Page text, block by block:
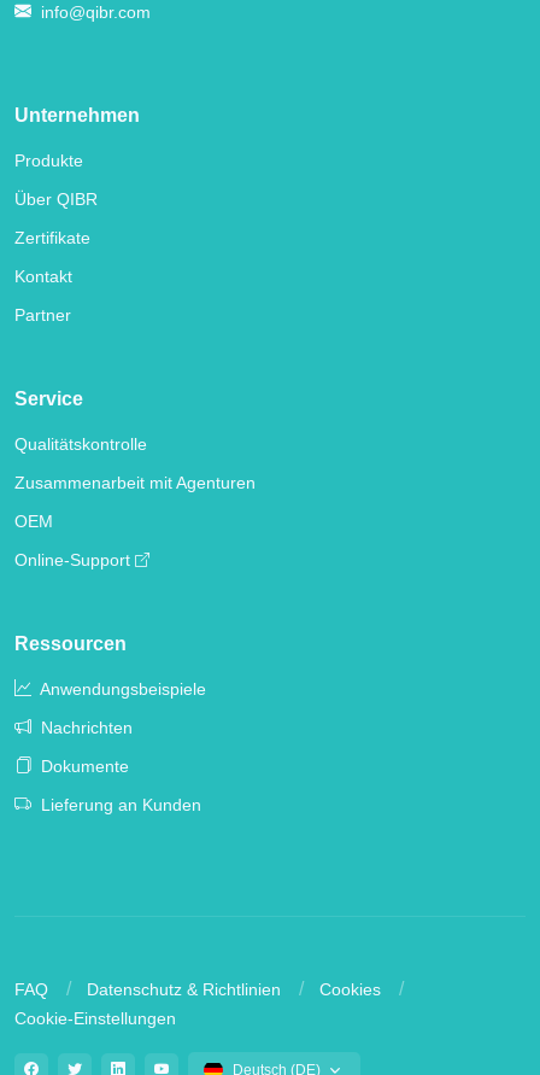
info@qibr.com
Unternehmen
Produkte
Über QIBR
Zertifikate
Kontakt
Partner
Service
Qualitätskontrolle
Zusammenarbeit mit Agenturen
OEM
Online-Support
Ressourcen
Anwendungsbeispiele
Nachrichten
Dokumente
Lieferung an Kunden
FAQ Datenschutz & Richtlinien
Cookies
Cookie-Einstellungen
Deutsch (DE)